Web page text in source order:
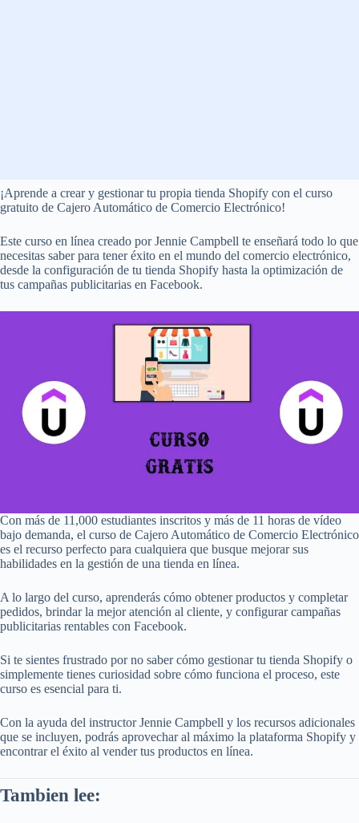
¡Aprende a crear y gestionar tu propia tienda Shopify con el curso
gratuito de Cajero Automático de Comercio Electrónico!
Este curso en línea creado por Jennie Campbell te enseñará todo lo que
necesitas saber para tener éxito en el mundo del comercio electrónico,
desde la configuración de tu tienda Shopify hasta la optimización de
tus campañas publicitarias en Facebook.
Con más de 11,000 estudiantes inscritos y más de 11 horas de vídeo
bajo demanda, el curso de Cajero Automático de Comercio Electrónico
es el recurso perfecto para cualquiera que busque mejorar sus
habilidades en la gestión de una tienda en línea.
A lo largo del curso, aprenderás cómo obtener productos y completar
pedidos, brindar la mejor atención al cliente, y configurar campañas
publicitarias rentables con Facebook.
Si te sientes frustrado por no saber cómo gestionar tu tienda Shopify o
simplemente tienes curiosidad sobre cómo funciona el proceso, este
curso es esencial para ti.
Con la ayuda del instructor Jennie Campbell y los recursos adicionales
que se incluyen, podrás aprovechar al máximo la plataforma Shopify y
encontrar el éxito al vender tus productos en línea.
Tambien lee: